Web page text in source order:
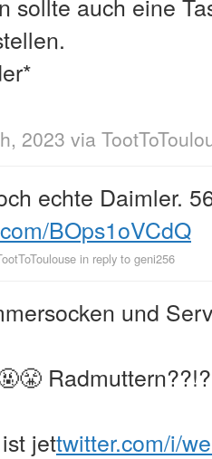
2023 via
echte Daimler.
BOps1oVCdQ
in reply to geni256
und
jettwitter.com/i/